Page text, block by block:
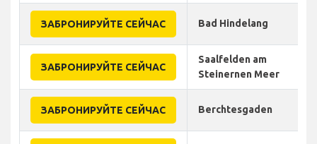
ЗАБРОНИРУЙТЕ СЕЙЧАС Bad Hindelang
ЗАБРОНИРУЙТЕ СЕЙЧАС
Saalfelden am
Steinernen Meer
ЗАБРОНИРУЙТЕ СЕЙЧАС Berchtesgaden